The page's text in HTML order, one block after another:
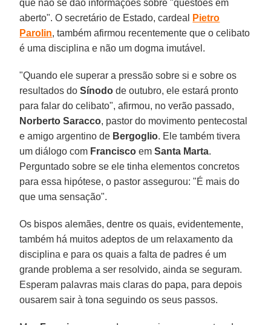
que não se dão informações sobre "questões em
aberto". O secretário de Estado, cardeal
Pietro
Parolin, também afirmou recentemente que o celibato
é uma disciplina e não um dogma imutável.
"Quando ele superar a pressão sobre si e sobre os
resultados doSínodo de outubro, ele estará pronto
para falar do celibato", afirmou, no verão passado,
Norberto Saracco, pastor do movimento pentecostal
e amigo argentino de Bergoglio. Ele também tivera
um diálogo com Francisco emSanta Marta.
Perguntado sobre se ele tinha elementos concretos
para essa hipótese, o pastor assegurou: "É mais do
que uma sensação".
Os bispos alemães, dentre os quais, evidentemente,
também há muitos adeptos de um relaxamento da
disciplina e para os quais a falta de padres é um
grande problema a ser resolvido, ainda se seguram.
Esperam palavras mais claras do papa, para depois
ousarem sair à tona seguindo os seus passos.